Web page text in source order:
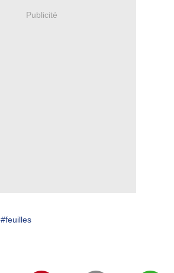
Publicité
#feuilles